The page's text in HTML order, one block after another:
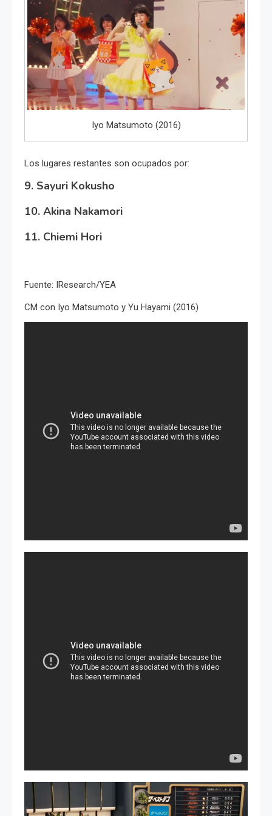
Iyo Matsumoto (2016)
Los lugares restantes son ocupados por:
9. Sayuri Kokusho
10. Akina Nakamori
11. Chiemi Hori
Fuente: IResearch/YEA
CM con Iyo Matsumoto y Yu Hayami (2016)
Reproductor